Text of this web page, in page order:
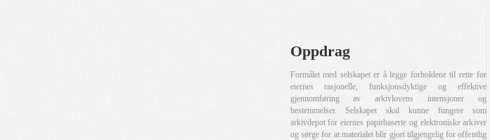
Oppdrag
Formålet med selskapet er å legge forholdene til rette for
eiernes rasjonelle, funksjonsdyktige og effektive
gjennomføring av arkivlovens intensjoner og
bestemmelser. Selskapet skal kunne fungere som
arkivdepot for eiernes papirbaserte og elektroniske arkiver
og sørge for at materialet blir gjort tilgjengelig for offentlig